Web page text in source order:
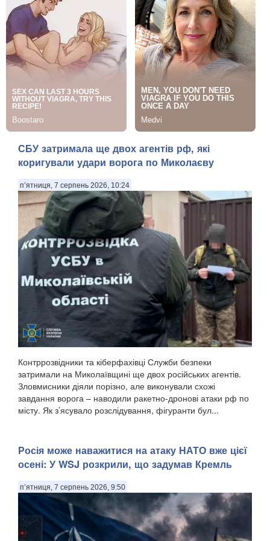
СБУ затримала ще двох агентів рф, які
коригували удари ворога по Миколаєву
п’ятниця, 7 серпень 2026, 10:24
Контррозвідники та кіберфахівці Служби безпеки
затримали на Миколаївщині ще двох російських агентів.
Зловмисники діяли порізно, але виконували схожі
завдання ворога – наводили ракетно-дронові атаки рф по
місту. Як з’ясувало розслідування, фігуранти бул...
Росія може наважитися на атаку НАТО вже цієї
осені: У WSJ розкрили, що задумав Кремль
п’ятниця, 7 серпень 2026, 9:50